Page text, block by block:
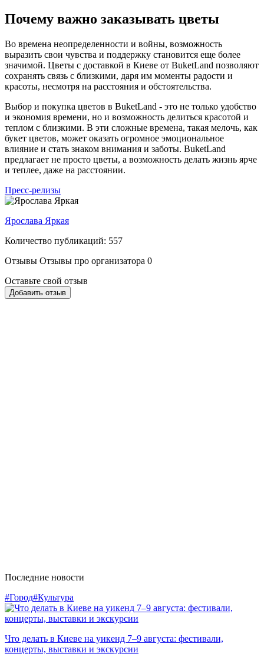
Почему важно заказывать цветы
Во времена неопределенности и войны, возможность
выразить свои чувства и поддержку становится еще более
значимой. Цветы с доставкой в Киеве от BuketLand позволяют
сохранять связь с близкими, даря им моменты радости и
красоты, несмотря на расстояния и обстоятельства.
Выбор и покупка цветов в BuketLand - это не только удобство
и экономия времени, но и возможность делиться красотой и
теплом с близкими. В эти сложные времена, такая мелочь, как
букет цветов, может оказать огромное эмоциональное
влияние и стать знаком внимания и заботы. BuketLand
предлагает не просто цветы, а возможность делать жизнь ярче
и теплее, даже на расстоянии.
Пресс-релизы
Ярослава Яркая
Количество публикаций: 557
Отзывы Отзывы про организатора 0
Оставьте свой отзыв
Добавить отзыв
Последние новости
#Город#Культура
Что делать в Киеве на уикенд 7–9 августа: фестивали,
концерты, выставки и экскурсии